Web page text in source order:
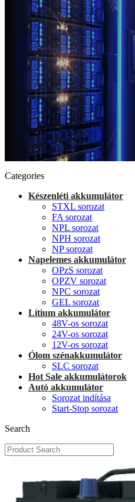
Categories
Készenléti akkumulátor
STXL sorozat
FA sorozat
NPL sorozat
NPH sorozat
NP sorozat
Napelemes akkumulátor
OPzS sorozat
OPZV sorozat
NPC sorozat
GEL sorozat
Lítium akkumulátor
48V-os sorozat
24V-os sorozat
12V-os sorozat
Ólom szénakkumulátor
SLC sorozat
Hot Sale akkumulátorok
Autó akkumulátor
Sorozat indítása
Start-Stop sorozat
Search